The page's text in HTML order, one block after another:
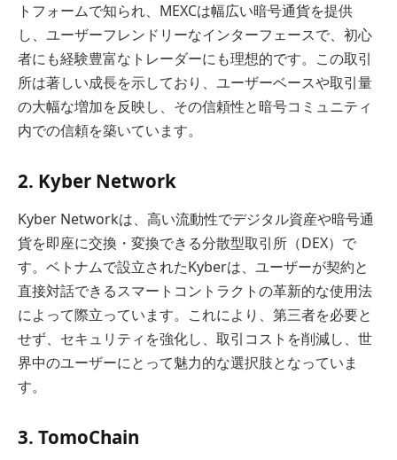
トフォームで知られ、MEXCは幅広い暗号通貨を提供
し、ユーザーフレンドリーなインターフェースで、初心
者にも経験豊富なトレーダーにも理想的です。この取引
所は著しい成長を示しており、ユーザーベースや取引量
の大幅な増加を反映し、その信頼性と暗号コミュニティ
内での信頼を築いています。
2. Kyber Network
Kyber Networkは、高い流動性でデジタル資産や暗号通
貨を即座に交換・変換できる分散型取引所（DEX）で
す。ベトナムで設立されたKyberは、ユーザーが契約と
直接対話できるスマートコントラクトの革新的な使用法
によって際立っています。これにより、第三者を必要と
せず、セキュリティを強化し、取引コストを削減し、世
界中のユーザーにとって魅力的な選択肢となっていま
す。
3. TomoChain